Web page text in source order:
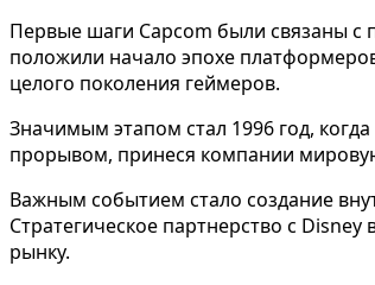
Первые шаги Capcom были связаны с
положили начало эпохе
целого поколения геймеров.
Значимым этапом стал 1996 год,
прорывом, принеся компании
Важным событием стало создание
Стратегическое партнерство с
рынку.